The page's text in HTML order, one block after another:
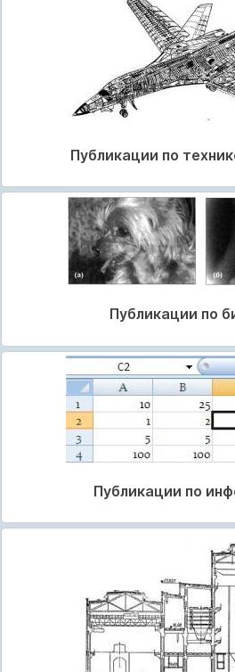
Публикации по
Публикации по
Публикации по